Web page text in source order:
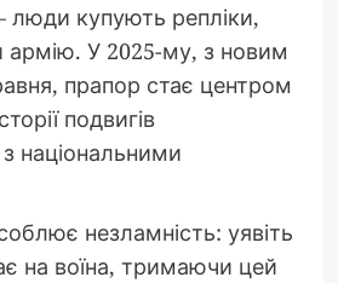
люди купують репліки,
армію. У 2025-му, з новим
прапор стає центром
подвигів
національними
незламність: уявіть
на воїна, тримаючи цей